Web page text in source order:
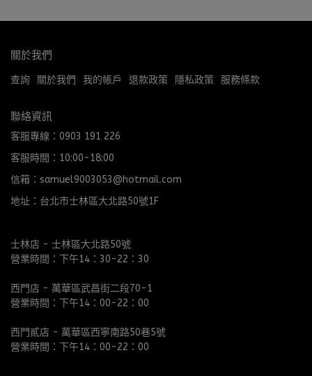
關於我們
查詢 關於我們 我的帳戶 退款政策 隱私政策 服務條款
聯絡資訊
客服專線：0903 191 226
客服時間：10:00-18:00
信箱：samuel9003053@hotmail.com
地址：台北市士林區大北路50號1F
士林店 - 士林區大北路50號
營業時間：下午14：30-22：30
西門店 - 萬華區武昌街二段70-1
營業時間：下午14：00-22：00
西門貳店 - 萬華區西寧南路50巷5號
營業時間：下午14：00-22：00